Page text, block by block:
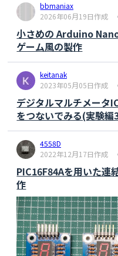
bbmaniax
2026年06月19日作成
小さめの Arduino
ゲーム風の製作
keitanak
2023年05月05日作成
デジタルマルチメータ
をつないでみる(実験編
4558D
2022年12月17日作成
PIC16F84Aを用いた
作